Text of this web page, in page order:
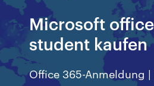
Microsoft
student kaufen
Office 365-Anmeldung